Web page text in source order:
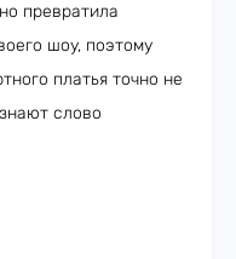
превратила
шоу, поэтому
платья точно не
слово